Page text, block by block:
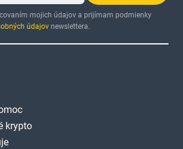
mojich údajov a prijímam podmienky
údajov newslettera.
krypto